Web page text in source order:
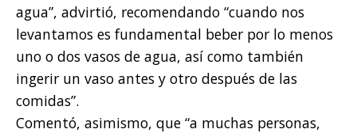
agua”, advirtió, recomendando “cuando nos
levantamos es fundamental beber por lo menos
uno o dos vasos de agua, así como también
ingerir un vaso antes y otro después de las
comidas”.
Comentó, asimismo, que “a muchas personas,